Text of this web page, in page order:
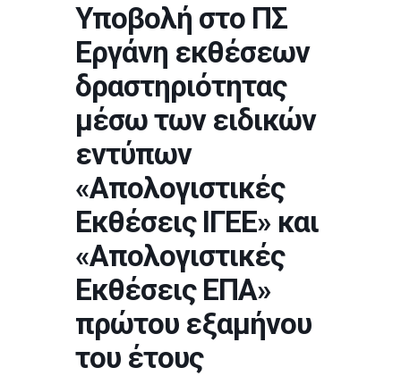
Υποβολή στο ΠΣ
Εργάνη εκθέσεων
δραστηριότητας
μέσω των ειδικών
εντύπων
«Απολογιστικές
Εκθέσεις ΙΓΕΕ» και
«Απολογιστικές
Εκθέσεις ΕΠΑ»
πρώτου εξαμήνου
του έτους